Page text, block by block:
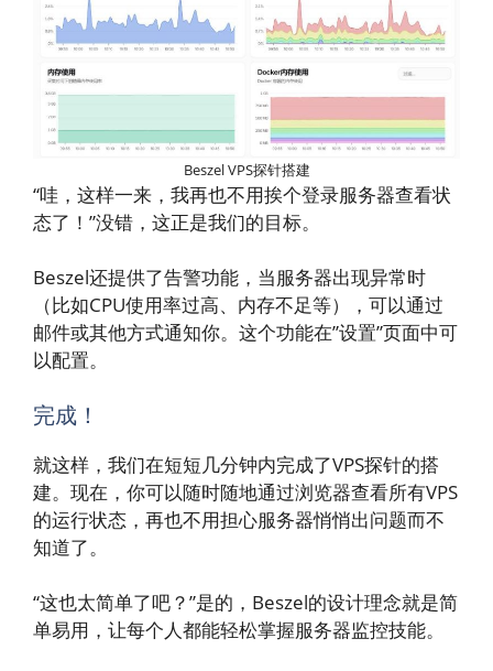
Beszel VPS探针搭建
“哇，这样一来，我再也不用挨个登录服务器查看状
态了！”没错，这正是我们的目标。
Beszel还提供了告警功能，当服务器出现异常时
（比如CPU使用率过高、内存不足等），可以通过
邮件或其他方式通知你。这个功能在”设置”页面中可
以配置。
完成！
就这样，我们在短短几分钟内完成了VPS探针的搭
建。现在，你可以随时随地通过浏览器查看所有VPS
的运行状态，再也不用担心服务器悄悄出问题而不
知道了。
“这也太简单了吧？”是的，Beszel的设计理念就是简
单易用，让每个人都能轻松掌握服务器监控技能。